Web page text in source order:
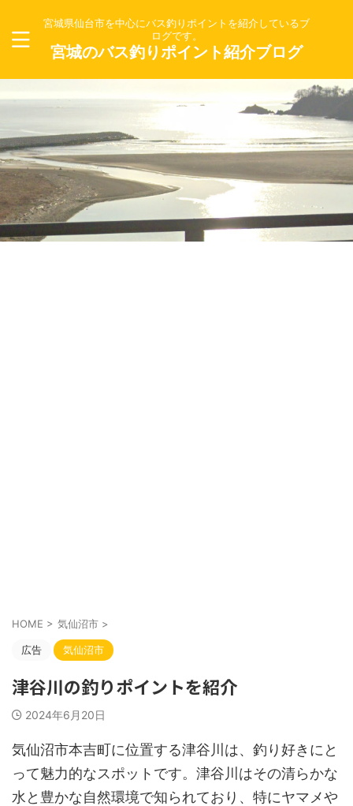
宮城県仙台市を中心にバス釣りポイントを紹介しているブ
ログです。
宮城のバス釣りポイント紹介ブログ
HOME > 気仙沼市 >
広告 気仙沼市
津谷川の釣りポイントを紹介
2024年6月20日
気仙沼市本吉町に位置する津谷川は、釣り好きにと
って魅力的なスポットです。津谷川はその清らかな
水と豊かな自然環境で知られており、特にヤマメや